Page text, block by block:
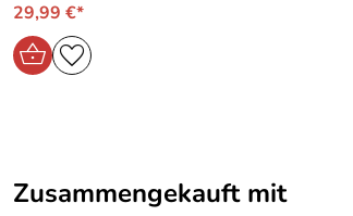
29,99 €*
Zusammengekauft mit